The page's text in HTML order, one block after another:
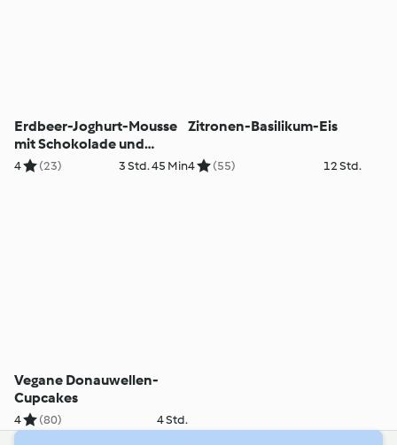
Erdbeer-Joghurt-Mousse
mit Schokolade und
Amarettini
4 (23) 3 Std. 45 Min
Zitronen-Basilikum-Eis
4 (55) 12 Std.
Vegane Donauwellen-
Cupcakes
4 (80) 4 Std.